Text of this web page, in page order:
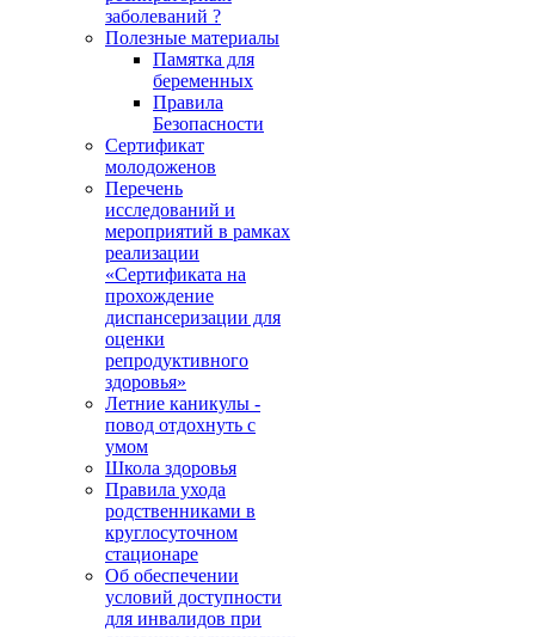
заболеваний ?
Полезные материалы
Памятка для
беременных
Правила
Безопасности
Сертификат
молодоженов
Перечень
исследований и
мероприятий в рамках
реализации
«Сертификата на
прохождение
диспансеризации для
оценки
репродуктивного
здоровья»
Летние каникулы -
повод отдохнуть с
умом
Школа здоровья
Правила ухода
родственниками в
круглосуточном
стационаре
Об обеспечении
условий доступности
для инвалидов при